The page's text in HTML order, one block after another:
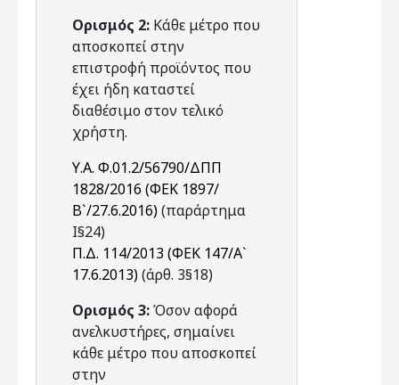
Ορισμός 2: Κάθε μέτρο που
αποσκοπεί στην
επιστροφή προϊόντος που
έχει ήδη καταστεί
διαθέσιμο στον τελικό
χρήστη.
Υ.Α. Φ.01.2/56790/ΔΠΠ
1828/2016 (ΦΕΚ 1897/
Β`/27.6.2016)(παράρτημα
Ι§24)
Π.Δ. 114/2013 (ΦΕΚ 147/Α`
17.6.2013)(άρθ. 3§18)
Ορισμός 3:Όσον αφορά
ανελκυστήρες, σημαίνει
κάθε μέτρο που αποσκοπεί
στην